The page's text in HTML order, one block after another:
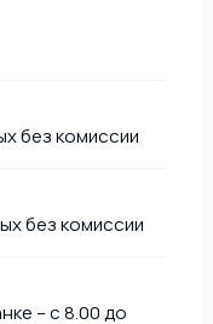
без комиссии
без комиссии
– с 8.00 до